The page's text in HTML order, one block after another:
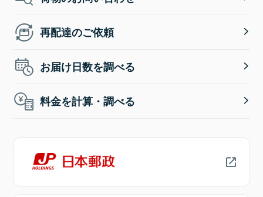
再配達のご依頼
お届け日数を調べる
料金を計算・調べる